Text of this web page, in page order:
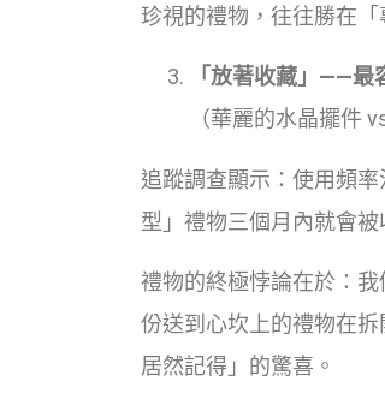
珍視的禮物，往往勝在
「放著收藏」——最
（華麗的水晶擺件
追蹤調查顯示：使用頻
型」禮物三個月內就會被
禮物的終極悖論在於：
份送到心坎上的禮物在
居然記得」的驚喜。